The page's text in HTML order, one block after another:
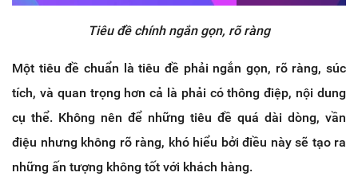
Tiêu đề chính ngắn gọn, rõ ràng
Một tiêu đề chuẩn là tiêu đề phải ngắn gọn, rõ ràng, súc
tích, và quan trọng hơn cả là phải có thông điệp, nội dung
cụ thể. Không nên để những tiêu đề quá dài dòng, vần
điệu nhưng không rõ ràng, khó hiểu bởi điều này sẽ tạo ra
những ấn tượng không tốt với khách hàng.